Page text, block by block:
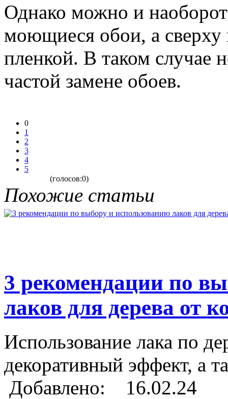
Однако можно и
моющиеся обои, а
пленкой. В таком случае
частой замене обоев.
0
1
2
3
4
5
(голосов:0)
Похожие статьи
3 рекомендации по
лаков для дерева от
Использование лака по
декоративный эффект, а
Добавлено: 16.02.24